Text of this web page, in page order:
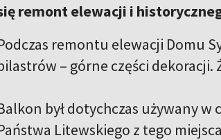
remont elewacji i
remontu elewacji Domu
– górne części
był dotychczas używany
Litewskiego z tego